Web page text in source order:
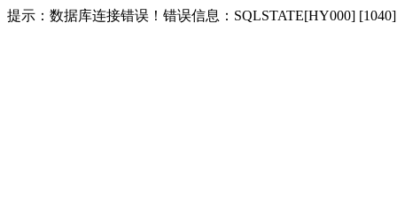
提示：数据库连接错误！错误信息：SQLSTATE[HY000] [1040]